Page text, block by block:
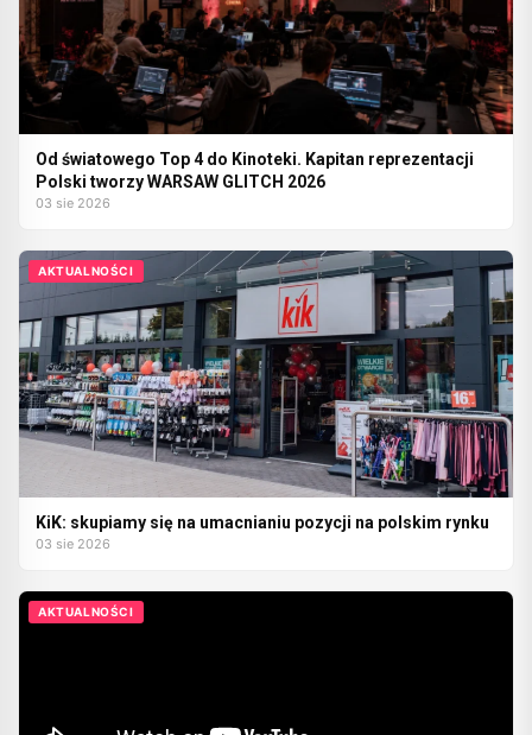
Od światowego Top 4 do Kinoteki. Kapitan reprezentacji
Polski tworzy WARSAW GLITCH 2026
03 sie 2026
AKTUALNOŚCI
KiK: skupiamy się na umacnianiu pozycji na polskim rynku
03 sie 2026
AKTUALNOŚCI